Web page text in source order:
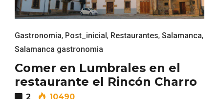
Gastronomia, Post_inicial, Restaurantes, Salamanca,
Salamanca gastronomia
Comer en Lumbrales en el
restaurante el Rincón Charro
2 10490